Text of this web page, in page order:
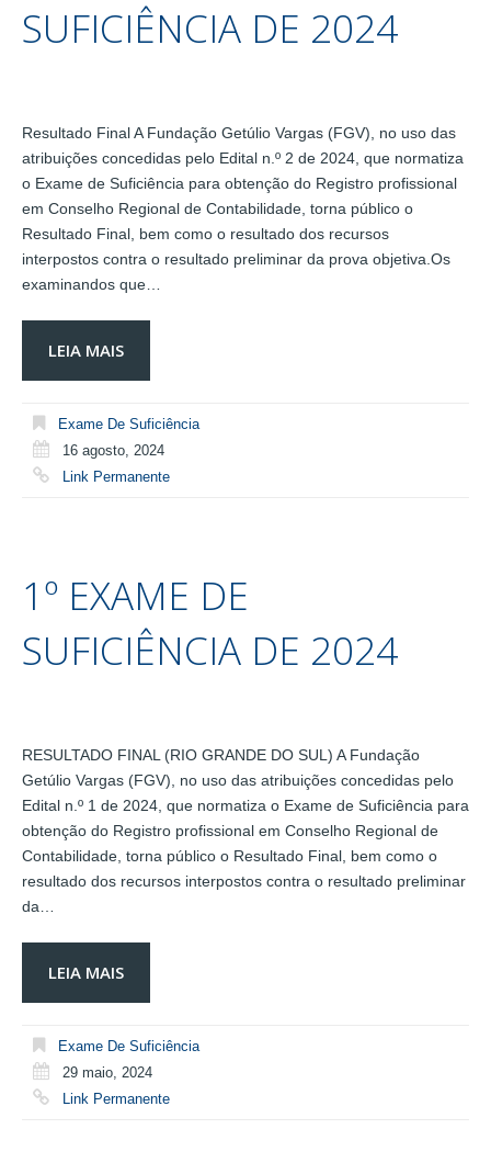
SUFICIÊNCIA DE 2024
Resultado Final A Fundação Getúlio Vargas (FGV), no uso das
atribuições concedidas pelo Edital n.º 2 de 2024, que normatiza
o Exame de Suficiência para obtenção do Registro profissional
em Conselho Regional de Contabilidade, torna público o
Resultado Final, bem como o resultado dos recursos
interpostos contra o resultado preliminar da prova objetiva.Os
examinandos que…
LEIA MAIS
Exame De Suficiência
16 agosto, 2024
Link Permanente
1º EXAME DE
SUFICIÊNCIA DE 2024
RESULTADO FINAL (RIO GRANDE DO SUL) A Fundação
Getúlio Vargas (FGV), no uso das atribuições concedidas pelo
Edital n.º 1 de 2024, que normatiza o Exame de Suficiência para
obtenção do Registro profissional em Conselho Regional de
Contabilidade, torna público o Resultado Final, bem como o
resultado dos recursos interpostos contra o resultado preliminar
da…
LEIA MAIS
Exame De Suficiência
29 maio, 2024
Link Permanente